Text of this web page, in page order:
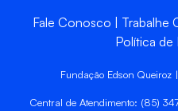
Fale Conosco Trabalhe
Política de
Fundação Edson Queiroz
Central de Atendimento: (85)